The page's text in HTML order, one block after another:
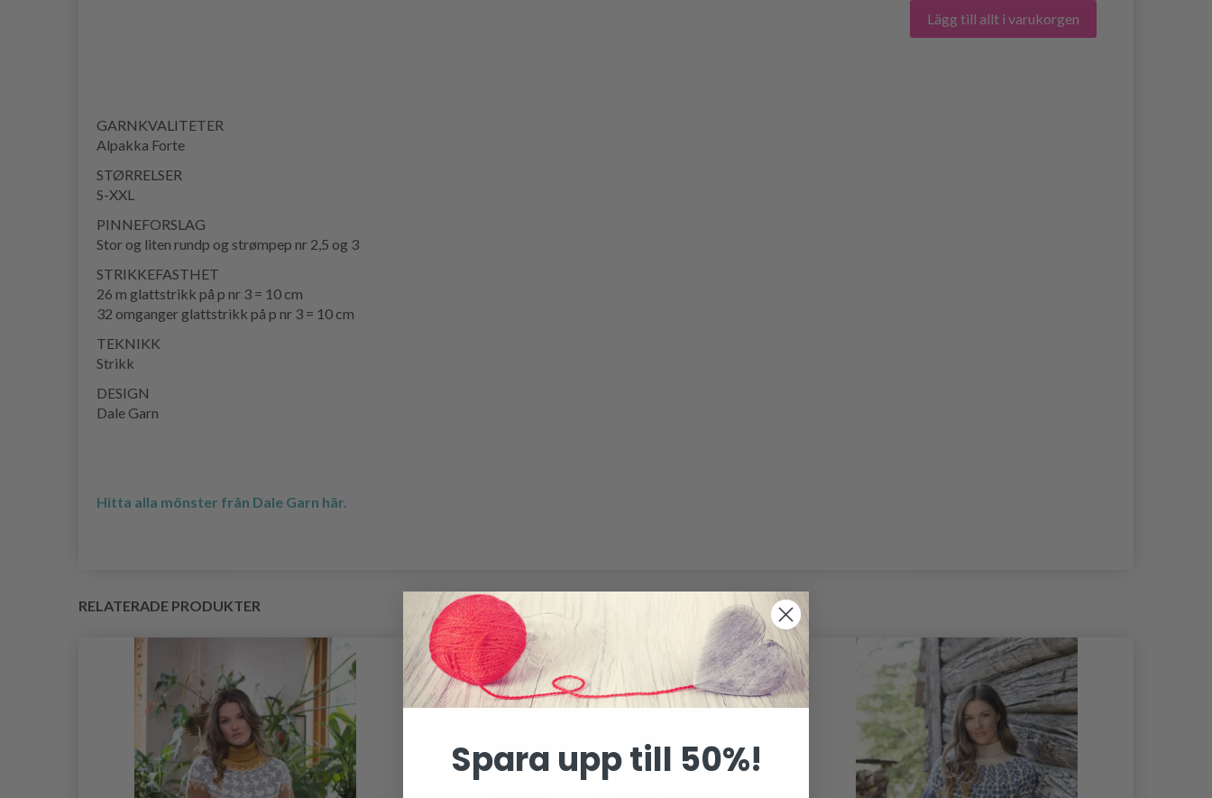
Lägg till allt i varukorgen
GARNKVALITETER
Alpakka Forte
STØRRELSER
S-XXL
PINNEFORSLAG
Stor og liten rundp og strømpep nr 2,5 og 3
STRIKKEFASTHET
26 m glattstrikk på p nr 3 = 10 cm
32 omganger glattstrikk på p nr 3 = 10 cm
TEKNIKK
Strikk
DESIGN
Dale Garn
Hitta alla mönster från Dale Garn här.
RELATERADE PRODUKTER
Spara upp till 50%!